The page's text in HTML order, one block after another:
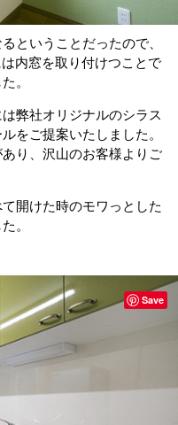
ということだったので、
内窓を取り付けつことで
。
弊社オリジナルのシラス
をご提案いたしました。
り、沢山のお客様よりご
開けた時のモワっとした
。
Save